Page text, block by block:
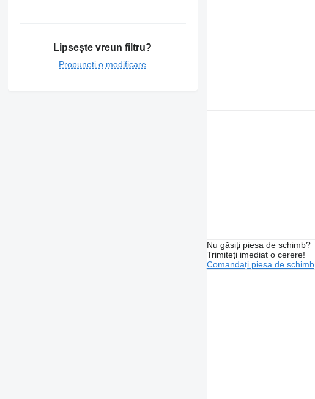
Lipsește vreun filtru?
Propuneți o modificare
Nu găsiți piesa de schimb?
Trimiteți imediat o cerere!
Comandați piesa de schimb